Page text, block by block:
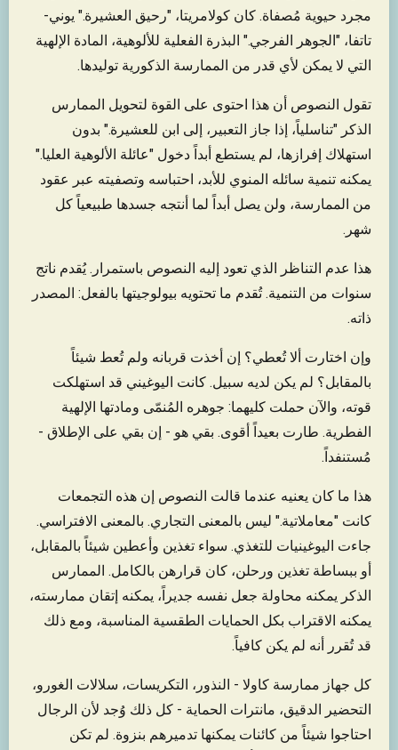
مجرد حيوية مُصفاة. كان كولامريتا، "رحيق العشيرة." يوني-
تاتفا، "الجوهر الفرجي." البذرة الفعلية للألوهية، المادة الإلهية
التي لا يمكن لأي قدر من الممارسة الذكورية توليدها.
تقول النصوص أن هذا احتوى على القوة لتحويل الممارس
الذكر "تناسلياً، إذا جاز التعبير، إلى ابن للعشيرة." بدون
استهلاك إفرازها، لم يستطع أبداً دخول "عائلة الألوهية العليا."
يمكنه تنمية سائله المنوي للأبد، احتباسه وتصفيته عبر عقود
من الممارسة، ولن يصل أبداً لما أنتجه جسدها طبيعياً كل
شهر.
هذا عدم التناظر الذي تعود إليه النصوص باستمرار. يُقدم ناتج
سنوات من التنمية. تُقدم ما تحتويه بيولوجيتها بالفعل: المصدر
ذاته.
وإن اختارت ألا تُعطي؟ إن أخذت قربانه ولم تُعط شيئاً
بالمقابل؟ لم يكن لديه سبيل. كانت اليوغيني قد استهلكت
قوته، والآن حملت كليهما: جوهره المُنمّى ومادتها الإلهية
الفطرية. طارت بعيداً أقوى. بقي هو - إن بقي على الإطلاق -
مُستنفداً.
هذا ما كان يعنيه عندما قالت النصوص إن هذه التجمعات
كانت "معاملاتية." ليس بالمعنى التجاري. بالمعنى الافتراسي.
جاءت اليوغينيات للتغذي. سواء تغذين وأعطين شيئاً بالمقابل،
أو ببساطة تغذين ورحلن، كان قرارهن بالكامل. الممارس
الذكر يمكنه محاولة جعل نفسه جديراً، يمكنه إتقان ممارسته،
يمكنه الاقتراب بكل الحمايات الطقسية المناسبة، ومع ذلك
قد تُقرر أنه لم يكن كافياً.
كل جهاز ممارسة كاولا - النذور، التكريسات، سلالات الغورو،
التحضير الدقيق، مانترات الحماية - كل ذلك وُجد لأن الرجال
احتاجوا شيئاً من كائنات يمكنها تدميرهم بنزوة. لم تكن